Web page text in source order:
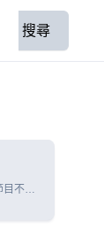
搜尋
不僅
全球，